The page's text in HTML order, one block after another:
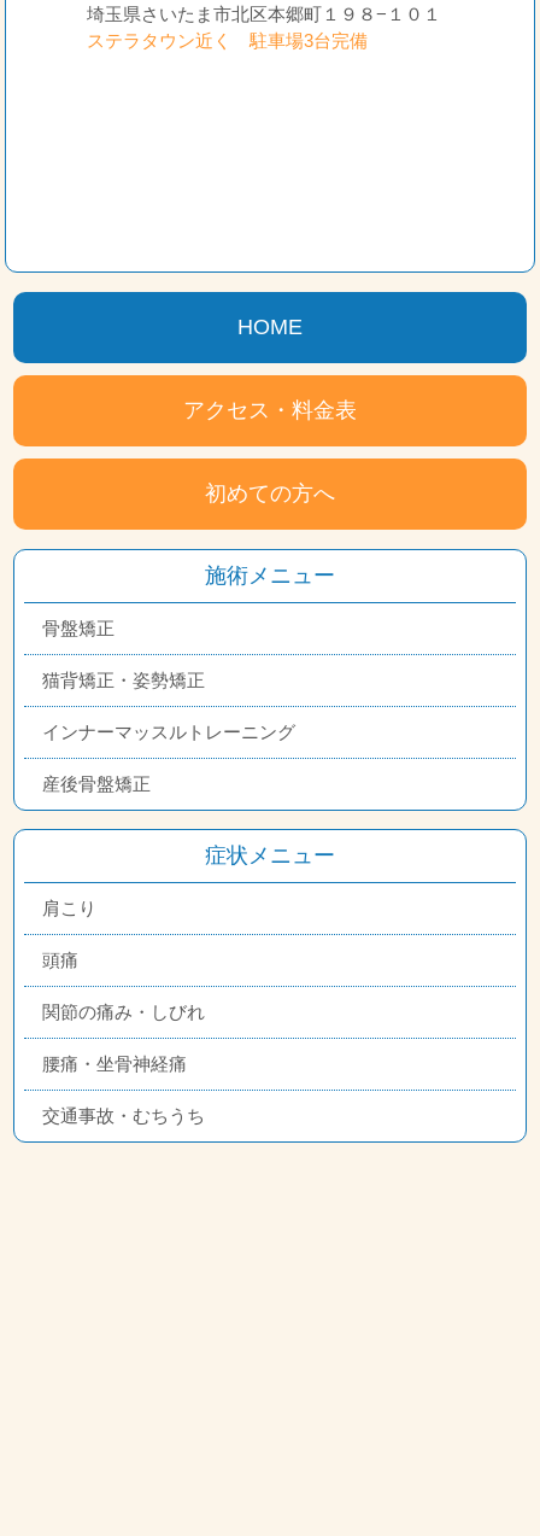
埼玉県さいたま市北区本郷町１９８−１０１
ステラタウン近く 駐車場3台完備
HOME
アクセス・料金表
初めての方へ
施術メニュー
骨盤矯正
猫背矯正・姿勢矯正
インナーマッスルトレーニング
産後骨盤矯正
症状メニュー
肩こり
頭痛
関節の痛み・しびれ
腰痛・坐骨神経痛
交通事故・むちうち